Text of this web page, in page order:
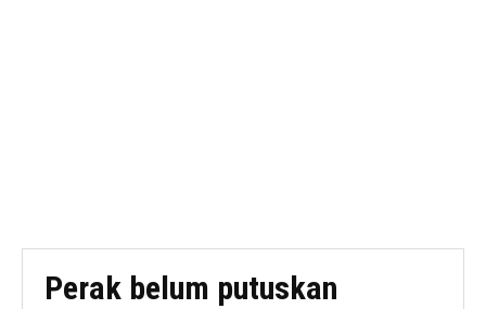
Perak belum putuskan